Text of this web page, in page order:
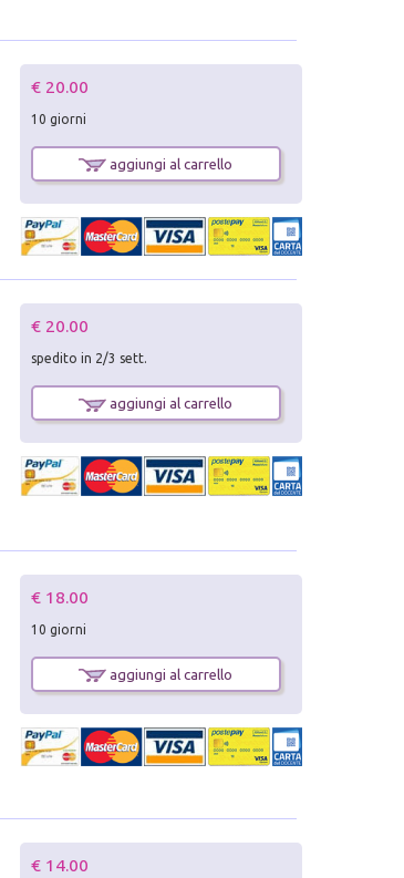
€ 20.00
10 giorni
aggiungi al carrello
€ 20.00
spedito in 2/3 sett.
aggiungi al carrello
€ 18.00
10 giorni
aggiungi al carrello
€ 14.00